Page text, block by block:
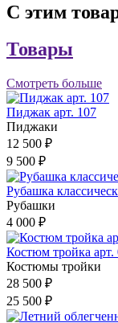
С этим
Товары
Смотреть больше
Пиджак арт. 107
Пиджаки
12 500 ₽
9 500 ₽
Рубашка
Рубашки
4 000 ₽
Костюм тройка арт.
Костюмы тройки
28 500 ₽
25 500 ₽